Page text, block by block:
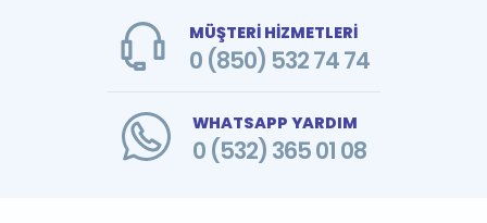
MÜŞTERİ HİZMETLERİ
0 (850) 532 74 74
WHATSAPP YARDIM
0 (532) 365 01 08